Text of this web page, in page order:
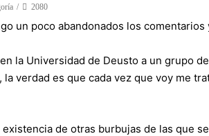
2080
un poco abandonados los
la Universidad de Deusto a un grupo
verdad es que cada vez que voy me
de otras burbujas de las que